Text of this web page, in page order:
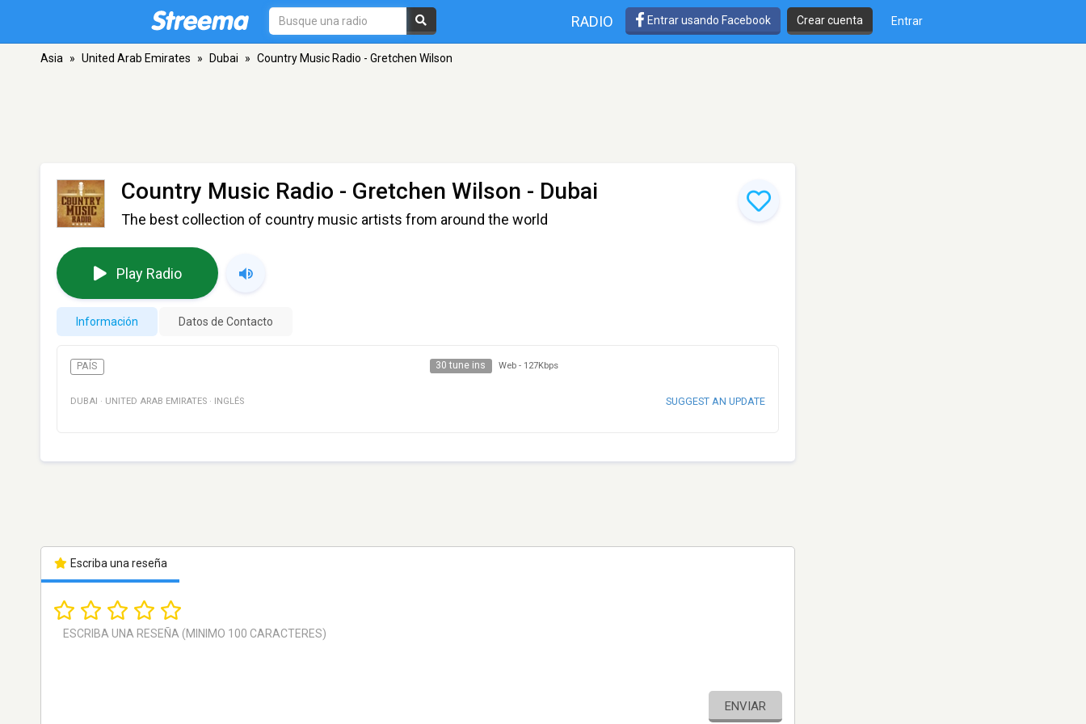
RADIO Entrar usando Facebook Crear cuenta Entrar
Asia » United Arab Emirates » Dubai » Country Music Radio - Gretchen Wilson
Country Music Radio - Gretchen Wilson - Dubai
The best collection of country music artists from around the world
Play Radio
Información Datos de Contacto
PAÍS 30 tune ins Web - 127Kbps
DUBAI · UNITED ARAB EMIRATES · INGLÉS SUGGEST AN UPDATE
Escriba una reseña
ENVIAR